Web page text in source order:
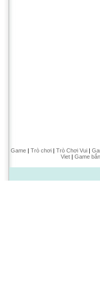
Game| Trò chơi| Trò Chơi Vui|
Viet| Game